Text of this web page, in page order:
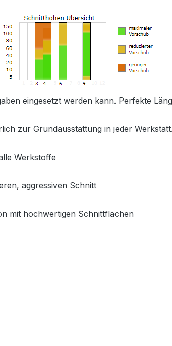
eingesetzt werden kann. Perfekte
zur Grundausstattung in jeder Werkstatt.
Werkstoffe
aggressiven Schnitt
mit hochwertigen Schnittflächen